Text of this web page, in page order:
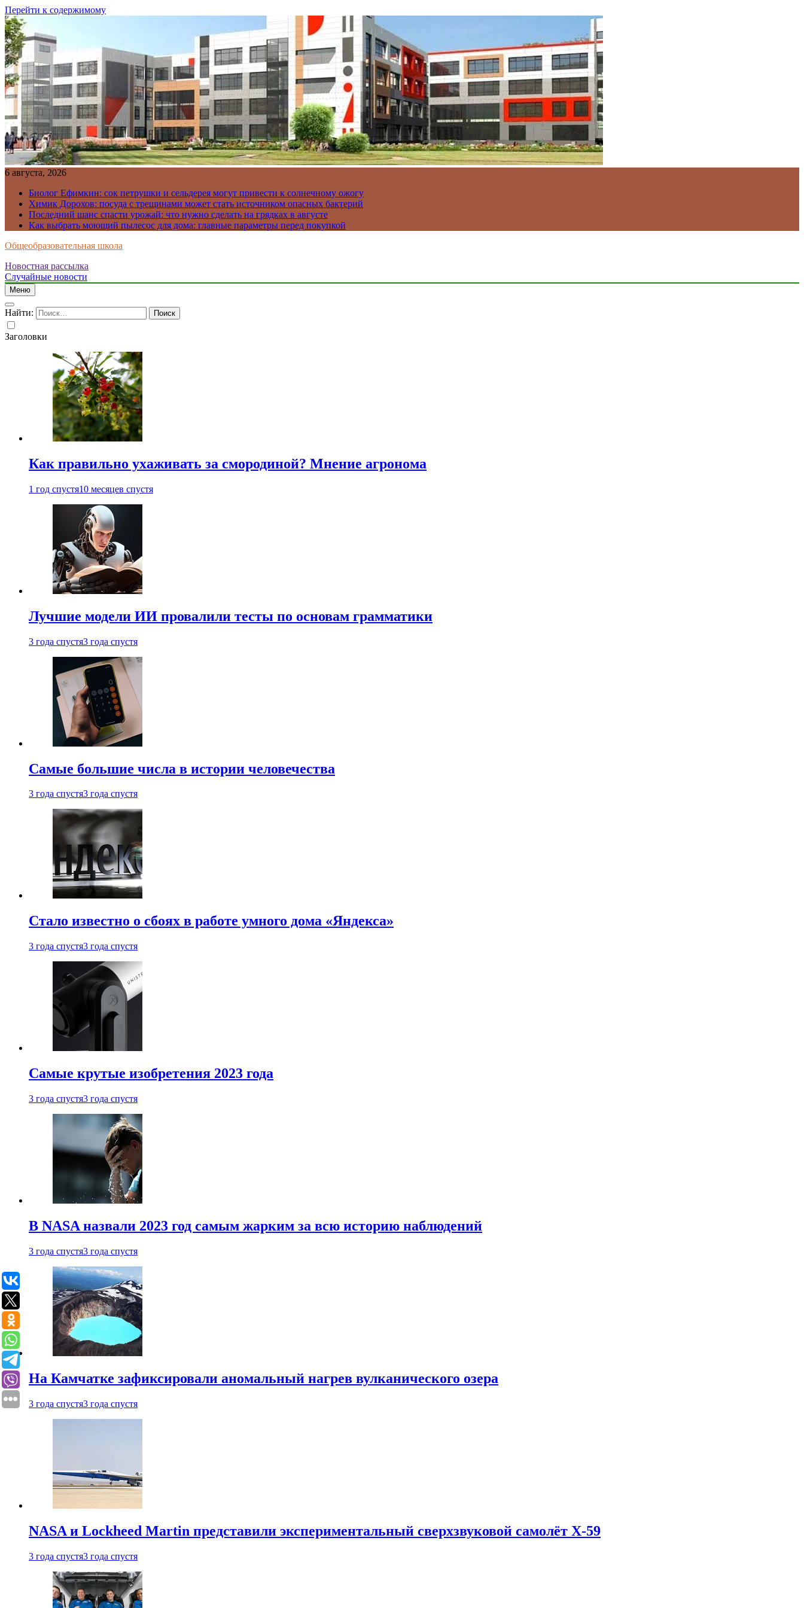
Перейти к содержимому
6 августа, 2026
Биолог Ефимкин: сок петрушки и сельдерея могут привести к солнечному ожогу
Химик Дорохов: посуда с трещинами может стать источником опасных бактерий
Последний шанс спасти урожай: что нужно сделать на грядках в августе
Как выбрать моющий пылесос для дома: главные параметры перед покупкой
Общеобразовательная школа
Новостная рассылка
Случайные новости
Меню
Найти:
Заголовки
Как правильно ухаживать за смородиной? Мнение агронома
1 год спустя10 месяцев спустя
Лучшие модели ИИ провалили тесты по основам грамматики
3 года спустя3 года спустя
Самые большие числа в истории человечества
3 года спустя3 года спустя
Стало известно о сбоях в работе умного дома «Яндекса»
3 года спустя3 года спустя
Самые крутые изобретения 2023 года
3 года спустя3 года спустя
В NASA назвали 2023 год самым жарким за всю историю наблюдений
3 года спустя3 года спустя
На Камчатке зафиксировали аномальный нагрев вулканического озера
3 года спустя3 года спустя
NASA и Lockheed Martin представили экспериментальный сверхзвуковой самолёт X-59
3 года спустя3 года спустя